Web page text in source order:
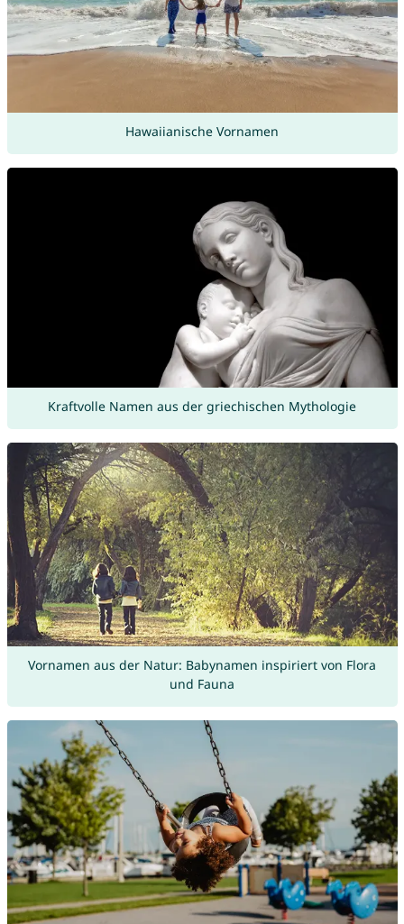
Hawaiianische Vornamen
Kraftvolle Namen aus der griechischen Mythologie
Vornamen aus der Natur: Babynamen inspiriert von Flora
und Fauna